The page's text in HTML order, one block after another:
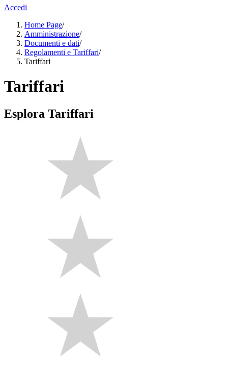
Accedi
Home Page/
Amministrazione/
Documenti e dati/
Regolamenti e Tariffari/
Tariffari
Tariffari
Esplora Tariffari